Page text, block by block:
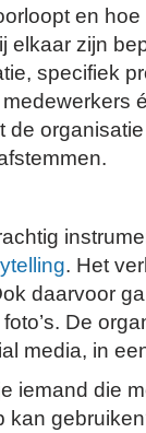
en
elkaar zijn
specifiek
de
. Het
daarvoor
De
media, in
iemand die
kan